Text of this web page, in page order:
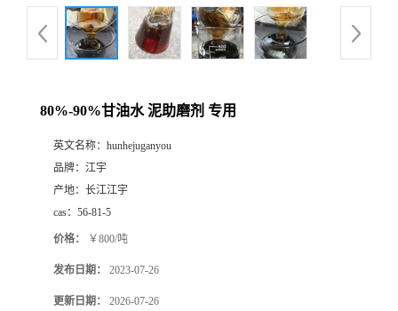
80%-90%甘油水 泥助磨剂 专用
英文名称： hunhejuganyou
品牌： 江宇
产地： 长江江宇
cas： 56-81-5
价格： ￥800/吨
发布日期： 2023-07-26
更新日期： 2026-07-26